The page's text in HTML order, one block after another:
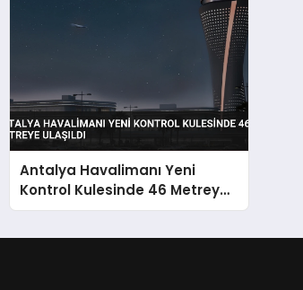
Antalya Havalimanı Yeni
Kontrol Kulesinde 46 Metreye
Ulaşıldı